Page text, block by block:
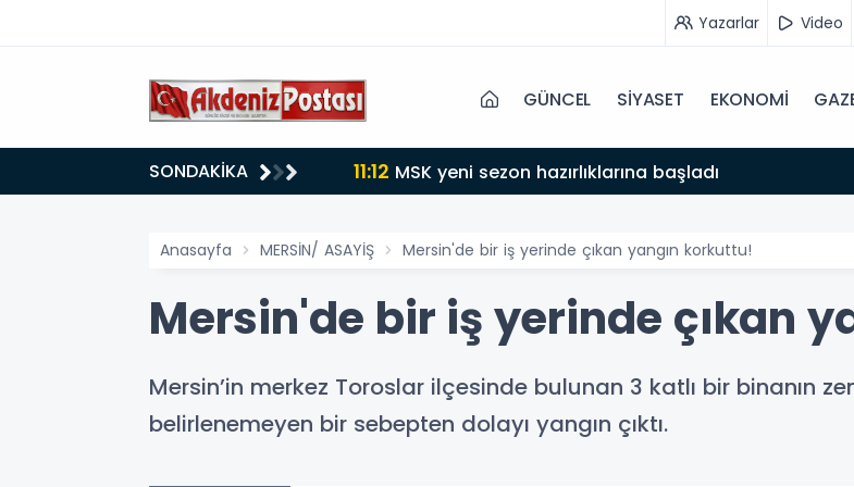
Yazarlar Video
GÜNCEL SİYASET EKONOMİ
SONDAKİKA 11:12 MSK yeni sezon hazırlıklarına başladı
Anasayfa MERSİN/ ASAYİŞ Mersin'de bir iş yerinde çıkan yangın korkuttu!
Mersin'de bir iş yerinde çıkan
Mersin’in merkez Toroslar ilçesinde bulunan 3 katlı bir binanın
belirlenemeyen bir sebepten dolayı yangın çıktı.